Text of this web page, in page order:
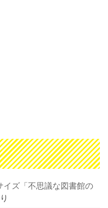
イズ「不思議な図書館の